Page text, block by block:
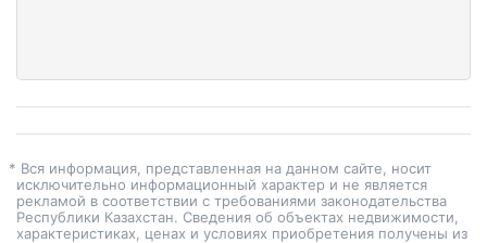
* Вся информация, представленная на данном сайте, носит
исключительно информационный характер и не является
рекламой в соответствии с требованиями законодательства
Республики Казахстан. Сведения об объектах недвижимости,
характеристиках, ценах и условиях приобретения получены из